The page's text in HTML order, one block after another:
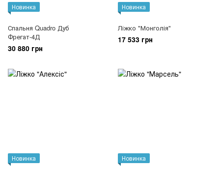
Новинка
Спальня Quadro Дуб
Фрегат-4Д
30 880 грн
Новинка
Ліжко "Монголія"
17 533 грн
Новинка Новинка